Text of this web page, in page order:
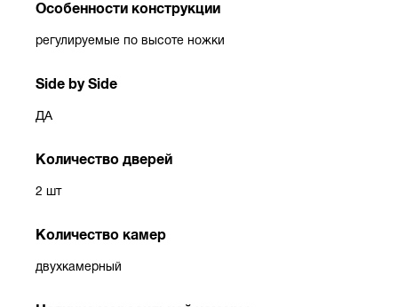
Особенности конструкции
регулируемые по высоте ножки
Side by Side
ДА
Количество дверей
2 шт
Количество камер
двухкамерный